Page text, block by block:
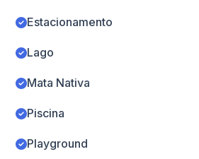
Estacionamento
Lago
Mata Nativa
Piscina
Playground